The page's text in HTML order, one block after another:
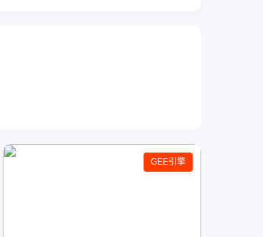
GEE引擎